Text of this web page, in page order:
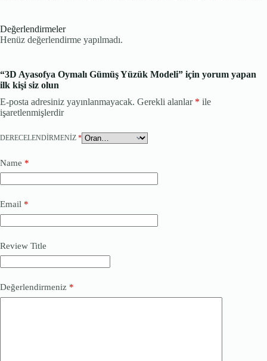
Değerlendirmeler
Henüz değerlendirme yapılmadı.
“3D Ayasofya Oymalı Gümüş Yüzük Modeli” için yorum yapan
ilk kişi siz olun
E-posta adresiniz yayınlanmayacak. Gerekli alanlar * ile
işaretlenmişlerdir
DERECELENDIRMENIZ *
Name *
Email *
Review Title
Değerlendirmeniz *